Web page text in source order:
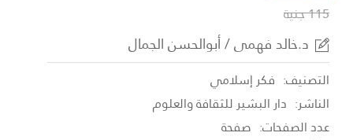
115 جنية
د.خالد فهمى / أبوالحسن الجمال
التصنيف: فكر إسلامي
الناشر: دار البشير للثقافة والعلوم
عدد الصفحات: صفحة